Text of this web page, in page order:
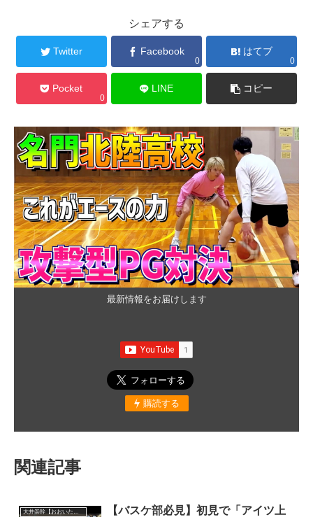
シェアする
Twitter Facebook
0
はてブ
0
Pocket
0
LINE コピー
最新情報をお届けします
購読する
関連記事
大井崇幹【おおいたかよし】
【バスケ部必見】初見で「アイツ上